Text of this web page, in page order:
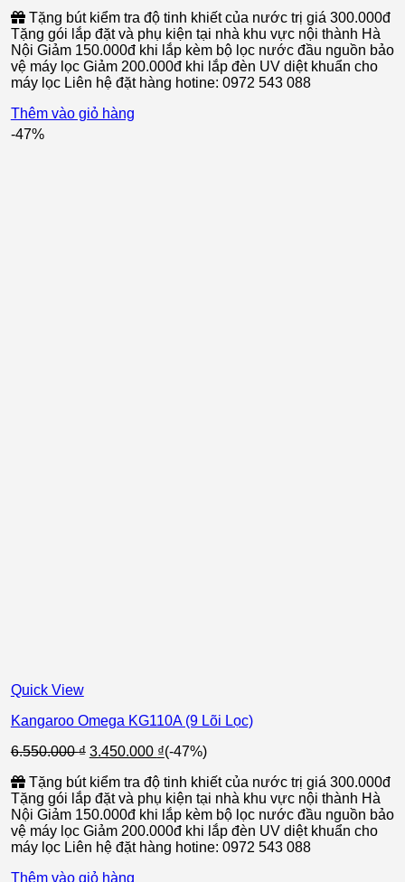
là:
6.300.000 ₫.
tại
là:
3.550.000 ₫.
Tặng bút kiểm tra độ tinh khiết của nước trị giá 300.000đ
Tặng gói lắp đặt và phụ kiện tại nhà khu vực nội thành Hà
Nội Giảm 150.000đ khi lắp kèm bộ lọc nước đầu nguồn bảo
vệ máy lọc Giảm 200.000đ khi lắp đèn UV diệt khuẩn cho
máy lọc Liên hệ đặt hàng hotine: 0972 543 088
Thêm vào giỏ hàng
-47%
Quick View
Kangaroo Omega KG110A (9 Lõi Lọc)
6.550.000₫ Giá
là:
6.550.000 ₫.
3.450.000 ₫Giá
tại
là:
3.450.000 ₫.
(-47%)
Tặng bút kiểm tra độ tinh khiết của nước trị giá 300.000đ
Tặng gói lắp đặt và phụ kiện tại nhà khu vực nội thành Hà
Nội Giảm 150.000đ khi lắp kèm bộ lọc nước đầu nguồn bảo
vệ máy lọc Giảm 200.000đ khi lắp đèn UV diệt khuẩn cho
máy lọc Liên hệ đặt hàng hotine: 0972 543 088
Thêm vào giỏ hàng